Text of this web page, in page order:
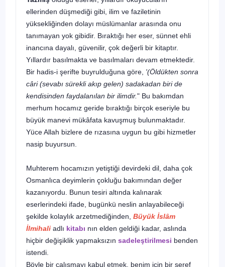
ellerinden düşmedi­ği gibi, ilim ve faziletinin
yüksekliğinden dolayı müslümanlar arasında onu
tanımayan yok gibidir. Bıraktığı her eser, sünnet ehli
inancına da­yalı, güvenilir, çok değerli bir kitaptır.
Yıllardır basılmakta ve basılma­ları devam etmektedir.
Bir hadis-i şerifte buyrulduğuna göre, '(Öldükten sonra
câri (sevabı sürekli akıp gelen) sadakadan biri de
kendisinden faydalanı­lan bir ilimdir." Bu bakımdan
merhum hocamız geride bıraktığı birçok eseriyle bu
büyük manevi mükâfata kavuşmuş bulunmaktadır.
Yüce Allah bizlere de rızasına uygun bu gibi hizmetler
nasip buyursun.
Muhterem hocamızın yetiştiği devirdeki dil, daha çok
Osmanlıca deyimlerin çokluğu bakımından değer
kazanıyordu. Bunun tesiri al­tında kalınarak
eserlerindeki ifade, bugünkü neslin anlayabileceği
şekilde kolaylık arzetmediğinden, Büyük İslâm
İlmihali adlı kitabı nın elden geldiği kadar, aslında
hiçbir değişiklik yapmaksızın sadeleştiril­mesi benden
istendi.
Böyle bir çalışmayı kabul etmek, benim için bir şeref